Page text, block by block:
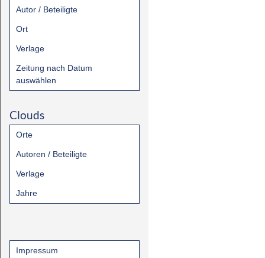
Autor / Beteiligte
Ort
Verlage
Zeitung nach Datum
auswählen
Clouds
Orte
Autoren / Beteiligte
Verlage
Jahre
Impressum